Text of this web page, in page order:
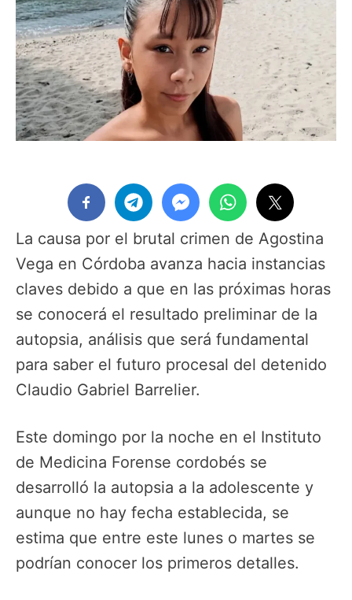
La causa por el brutal crimen de Agostina
Vega en Córdoba avanza hacia instancias
claves debido a que en las próximas horas
se conocerá el resultado preliminar de la
autopsia, análisis que será fundamental
para saber el futuro procesal del detenido
Claudio Gabriel Barrelier.
Este domingo por la noche en el Instituto
de Medicina Forense cordobés se
desarrolló la autopsia a la adolescente y
aunque no hay fecha establecida, se
estima que entre este lunes o martes se
podrían conocer los primeros detalles.